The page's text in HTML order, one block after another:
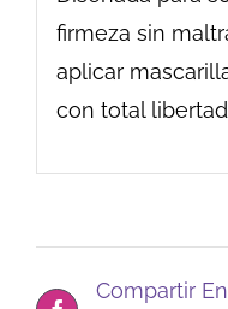
firmeza sin
aplicar
con total
Compartir En